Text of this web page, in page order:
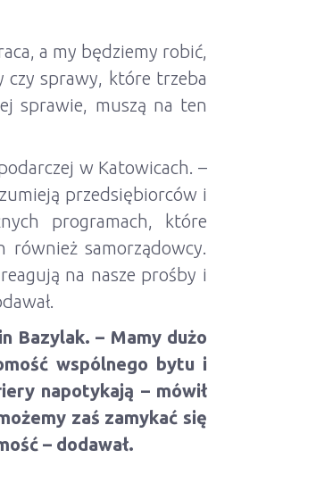
a my będziemy robić,
czy sprawy, które trzeba
sprawie, muszą na ten
w Katowicach. –
przedsiębiorców i
programach, które
samorządowcy.
na nasze prośby i
Bazylak. – Mamy dużo
wspólnego bytu i
napotykają – mówił
zaś zamykać się
– dodawał.